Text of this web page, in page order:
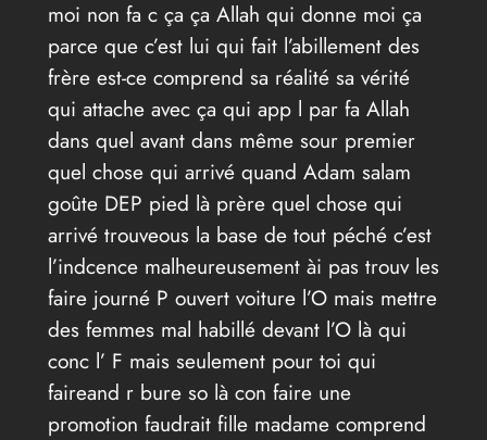
moi non fa c ça ça Allah qui donne moi ça
parce que c’est lui qui fait l’abillement des
frère est-ce comprend sa réalité sa vérité
qui attache avec ça qui app l par fa Allah
dans quel avant dans même sour premier
quel chose qui arrivé quand Adam salam
goûte DEP pied là prère quel chose qui
arrivé trouveous la base de tout péché c’est
l’indcence malheureusement ài pas trouv les
faire journé P ouvert voiture l’O mais mettre
des femmes mal habillé devant l’O là qui
conc l’ F mais seulement pour toi qui
faireand r bure so là con faire une
promotion faudrait fille madame comprend